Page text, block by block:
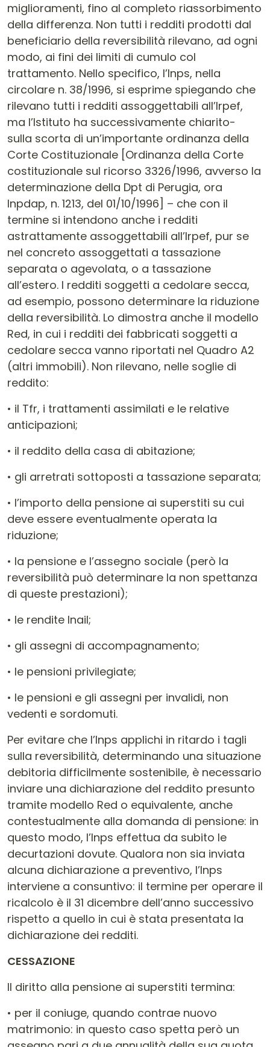
miglioramenti, fino al completo riassorbimento
della differenza. Non tutti i redditi prodotti dal
beneficiario della reversibilità rilevano, ad ogni
modo, ai fini dei limiti di cumulo col
trattamento. Nello specifico, l’Inps, nella
circolare n. 38/1996, si esprime spiegando che
rilevano tutti i redditi assoggettabili all’Irpef,
ma l’Istituto ha successivamente chiarito-
sulla scorta di un’importante ordinanza della
Corte Costituzionale [Ordinanza della Corte
costituzionale sul ricorso 3326/1996, avverso la
determinazione della Dpt di Perugia, ora
Inpdap, n. 1213, del 01/10/1996] – che con il
termine si intendono anche i redditi
astrattamente assoggettabili all’Irpef, pur se
nel concreto assoggettati a tassazione
separata o agevolata, o a tassazione
all’estero. I redditi soggetti a cedolare secca,
ad esempio, possono determinare la riduzione
della reversibilità. Lo dimostra anche il modello
Red, in cui i redditi dei fabbricati soggetti a
cedolare secca vanno riportati nel Quadro A2
(altri immobili). Non rilevano, nelle soglie di
reddito:
• il Tfr, i trattamenti assimilati e le relative
anticipazioni;
• il reddito della casa di abitazione;
• gli arretrati sottoposti a tassazione separata;
• l’importo della pensione ai superstiti su cui
deve essere eventualmente operata la
riduzione;
• la pensione e l’assegno sociale (però la
reversibilità può determinare la non spettanza
di queste prestazioni);
• le rendite Inail;
• gli assegni di accompagnamento;
• le pensioni privilegiate;
• le pensioni e gli assegni per invalidi, non
vedenti e sordomuti.
Per evitare che l’Inps applichi in ritardo i tagli
sulla reversibilità, determinando una situazione
debitoria difficilmente sostenibile, è necessario
inviare una dichiarazione del reddito presunto
tramite modello Red o equivalente, anche
contestualmente alla domanda di pensione: in
questo modo, l’Inps effettua da subito le
decurtazioni dovute. Qualora non sia inviata
alcuna dichiarazione a preventivo, l’Inps
interviene a consuntivo: il termine per operare il
ricalcolo è il 31 dicembre dell’anno successivo
rispetto a quello in cui è stata presentata la
dichiarazione dei redditi.
CESSAZIONE
Il diritto alla pensione ai superstiti termina:
• per il coniuge, quando contrae nuovo
matrimonio: in questo caso spetta però un